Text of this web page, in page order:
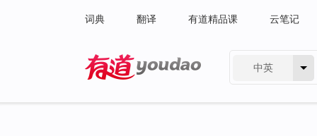
词典 翻译 有道精品课 云笔记
中英